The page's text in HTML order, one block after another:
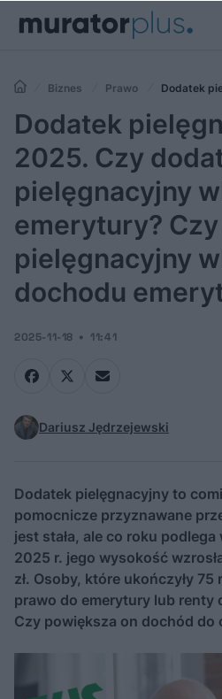
Biznes Prawo
Dodatek
dodatek pielęgnacyjny wlicza się do
pielęgnacyjny wlicza się do dochodu
Dodatek
2025. Czy
pielęgnacyjny
emerytury?
pielęgnacyjny
dochodu
2025-11-18 11:41
Dariusz Jędrzejewski
Dodatek pielęgnacyjny to
pomocnicze przyznawane
jest stała, ale co roku
2025 r. jego wysokość
zł. Osoby, które ukończyły 75
prawo do emerytury lub renty
Czy powiększa on dochód do